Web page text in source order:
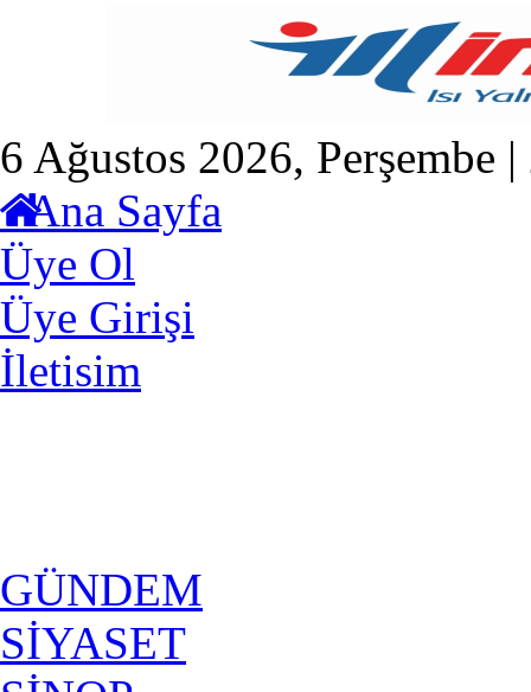
6 Ağustos 2026, Perşembe
Ana Sayfa
Üye Ol
Üye Girişi
İletisim
GÜNDEM
SİYASET